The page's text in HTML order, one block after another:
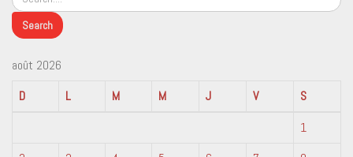
août 2026
D
L M M J V
S
1